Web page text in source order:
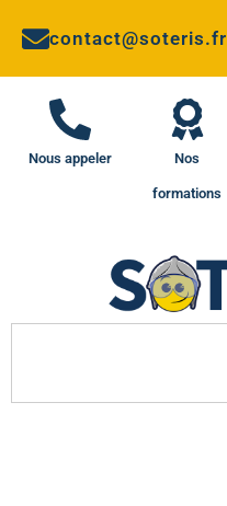
contact@soteris.fr
Nous appeler Nos
formations